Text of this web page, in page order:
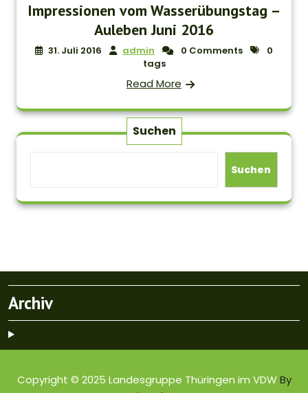
Impressionen vom Wasserübungstag –
Auleben Juni 2016
31. Juli 2016 admin 0 Comments
0
tags
Read More
Suchen
Suchen
Archiv
Copyright © 2025 Landesgruppe Thüringen im VDWBy